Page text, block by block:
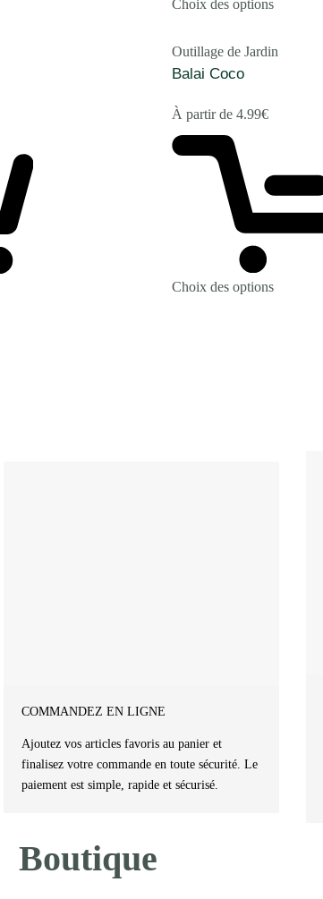
Choix des options
Outillage de Jardin
Balai Coco
À partir de 4.99€
Choix des options
COMMANDEZ EN LIGNE
Ajoutez vos articles favoris au panier et
finalisez votre commande en toute sécurité. Le
paiement est simple, rapide et sécurisé.
Boutique